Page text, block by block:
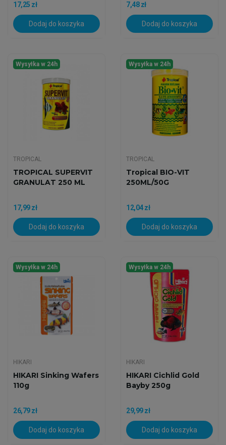
17,25 zł
Dodaj do koszyka
7,48 zł
Dodaj do koszyka
Wysyłka w 24h
TROPICAL
TROPICAL SUPERVIT
GRANULAT 250 ML
17,99 zł
Dodaj do koszyka
Wysyłka w 24h
TROPICAL
Tropical BIO-VIT
250ML/50G
12,04 zł
Dodaj do koszyka
Wysyłka w 24h
HIKARI
HIKARI Sinking Wafers
110g
26,79 zł
Dodaj do koszyka
Wysyłka w 24h
HIKARI
HIKARI Cichlid Gold
Bayby 250g
29,99 zł
Dodaj do koszyka